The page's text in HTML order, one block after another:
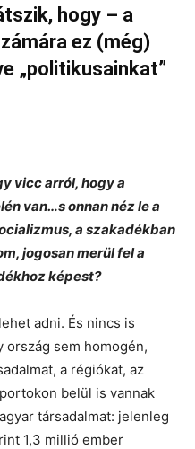
hogy – a
ez (még)
„politikusainkat”
vicc arról, hogy a
van…s onnan néz le a
a szakadékban
jogosan merül fel a
képest?
adni. És nincs is
ország sem homogén,
a régiókat, az
belül is vannak
társadalmat: jelenleg
1,3 millió ember